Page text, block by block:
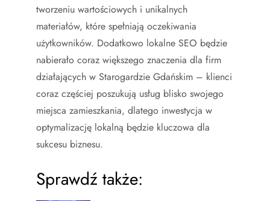
tworzeniu wartościowych i unikalnych
materiałów, które spełniają oczekiwania
użytkowników. Dodatkowo lokalne SEO będzie
nabierało coraz większego znaczenia dla firm
działających w Starogardzie Gdańskim – klienci
coraz częściej poszukują usług blisko swojego
miejsca zamieszkania, dlatego inwestycja w
optymalizację lokalną będzie kluczowa dla
sukcesu biznesu.
Sprawdź także: